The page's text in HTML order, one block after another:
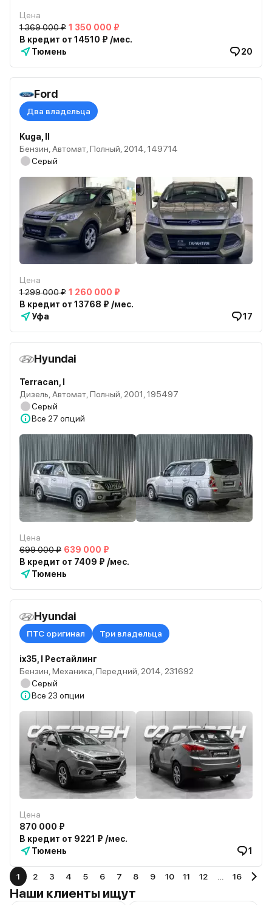
Цена
1 369 000 ₽ 1 350 000 ₽
В кредит от 14510 ₽ /мес.
Тюмень
20
Ford
Два владельца
Kuga, II
Бензин, Автомат, Полный, 2014, 149714
Серый
Цена
1 299 000 ₽ 1 260 000 ₽
В кредит от 13768 ₽ /мес.
Уфа
17
Hyundai
Terracan, I
Дизель, Автомат, Полный, 2001, 195497
Серый
Все 27 опций
Цена
699 000 ₽ 639 000 ₽
В кредит от 7409 ₽ /мес.
Тюмень
Hyundai
ПТС оригинал Три владельца
ix35, I Рестайлинг
Бензин, Механика, Передний, 2014, 231692
Серый
Все 23 опции
Цена
870 000 ₽
В кредит от 9221 ₽ /мес.
Тюмень
1
1 2 3 4 5 6 7 8 9 10 11 12 16
Наши клиенты ищут